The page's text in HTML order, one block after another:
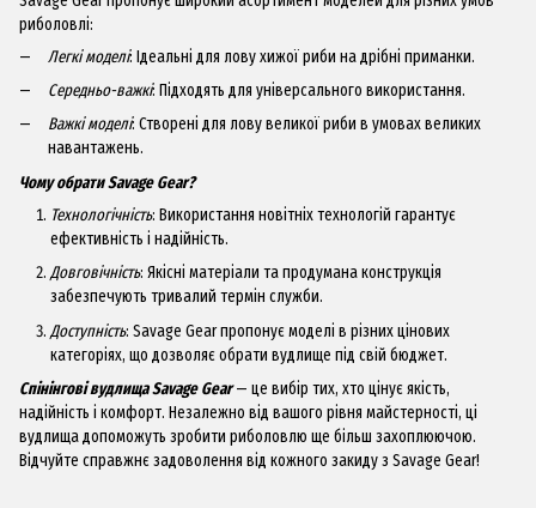
риболовлі:
Легкі моделі: Ідеальні для лову хижої риби на дрібні приманки.
Середньо-важкі: Підходять для універсального використання.
Важкі моделі: Створені для лову великої риби в умовах великих
навантажень.
Чому обрати Savage Gear?
Технологічність: Використання новітніх технологій гарантує
ефективність і надійність.
Довговічність: Якісні матеріали та продумана конструкція
забезпечують тривалий термін служби.
Доступність: Savage Gear пропонує моделі в різних цінових
категоріях, що дозволяє обрати вудлище під свій бюджет.
Спінінгові вудлища Savage Gear— це вибір тих, хто цінує якість,
надійність і комфорт. Незалежно від вашого рівня майстерності, ці
вудлища допоможуть зробити риболовлю ще більш захоплюючою.
Відчуйте справжнє задоволення від кожного закиду з Savage Gear!